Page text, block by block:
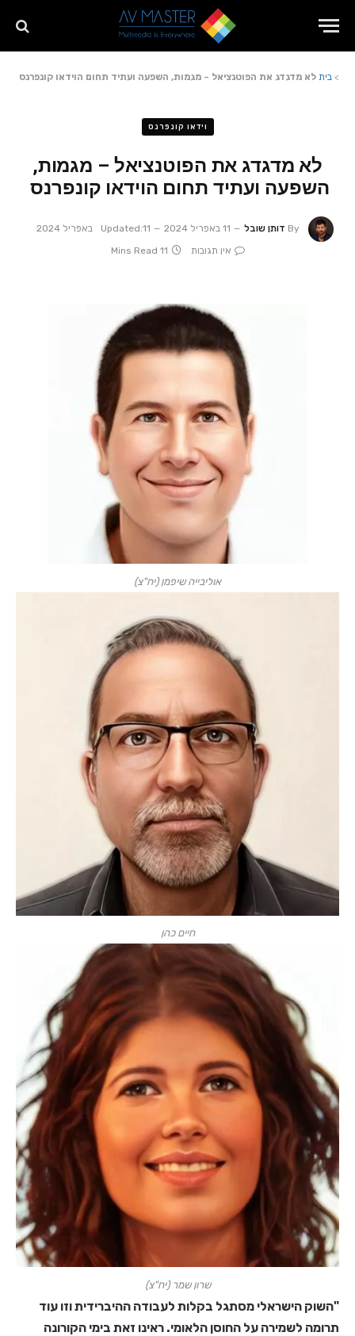
>בית לא מדגדג את הפוטנציאל – מגמות, השפעה ועתיד תחום הוידאו קונפרנס
וידאו קונפרנס
לא מדגדג את הפוטנציאל – מגמות,
השפעה ועתיד תחום הוידאו קונפרנס
By דותן שובל 11 באפריל 2024 Updated:11 באפריל 2024
אין תגובות
11 Mins Read
אוליבייה שיפמן (יח"צ)
חיים כהן
שרון שמר (יח"צ)
"השוק הישראלי מסתגל בקלות לעבודה ההיברידית וזו עוד
תרומה לשמירה על החוסן הלאומי. ראינו זאת בימי הקורונה